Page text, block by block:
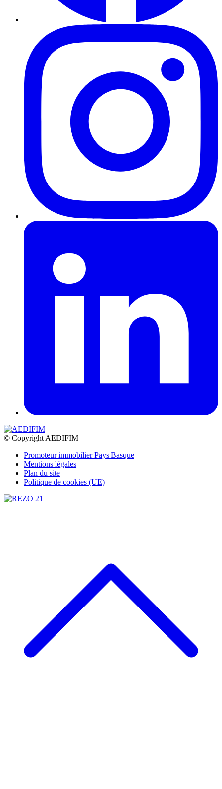
© Copyright AEDIFIM
Promoteur immobilier Pays Basque
Mentions légales
Plan du site
Politique de cookies (UE)